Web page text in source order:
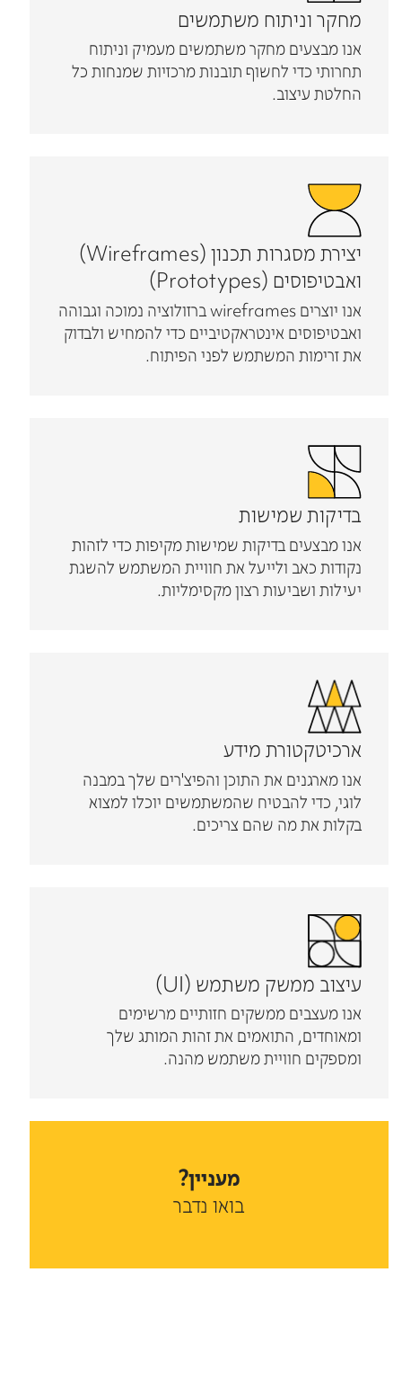
מחקר וניתוח משתמשים
אנו מבצעים מחקר משתמשים מעמיק וניתוח
תחרותי כדי לחשוף תובנות מרכזיות שמנחות כל
החלטת עיצוב.
יצירת מסגרות תכנון (Wireframes)
ואבטיפוסים (Prototypes)
אנו יוצרים wireframes ברזולוציה נמוכה וגבוהה
ואבטיפוסים אינטראקטיביים כדי להמחיש ולבדוק
את זרימות המשתמש לפני הפיתוח.
בדיקות שמישות
אנו מבצעים בדיקות שמישות מקיפות כדי לזהות
נקודות כאב ולייעל את חוויית המשתמש להשגת
יעילות ושביעות רצון מקסימליות.
ארכיטקטורת מידע
אנו מארגנים את התוכן והפיצ'רים שלך במבנה
לוגי, כדי להבטיח שהמשתמשים יוכלו למצוא
בקלות את מה שהם צריכים.
עיצוב ממשק משתמש (UI)
אנו מעצבים ממשקים חזותיים מרשימים
ומאוחדים, התואמים את זהות המותג שלך
ומספקים חוויית משתמש מהנה.
מעניין?
בואו נדבר